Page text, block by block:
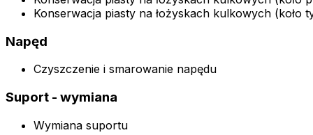
Konserwacja piasty na łożyskach kulkowych (koło
Napęd
Czyszczenie i smarowanie napędu
Suport - wymiana
Wymiana suportu